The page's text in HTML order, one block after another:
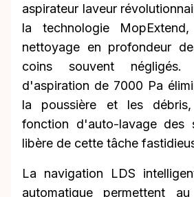
aspirateur laveur
la technologie
nettoyage en profondeur
coins souvent négligés.
d'aspiration de 7000 Pa
la poussière et les
fonction d'auto-lavage des
libère de cette tâche
La navigation LDS
automatique permettent